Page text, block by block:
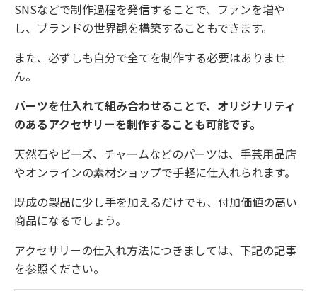
SNSなどで制作過程を発信することで、ファンを増や
し、ブランドの世界観を構築することもできます。
また、必ずしも自分で全てを制作する必要はありませ
ん。
パーツを仕入れて組み合わせることで、オリジナリティ
のあるアクセサリーを制作することも可能です。
天然石やビーズ、チャームなどのパーツは、手芸用品店
やオンラインの素材ショップで手軽に仕入れられます。
既成の製品に少し手を加えるだけでも、付加価値の高い
商品になるでしょう。
アクセサリーの仕入れ方法につきましては、下記の記事
を参照ください。